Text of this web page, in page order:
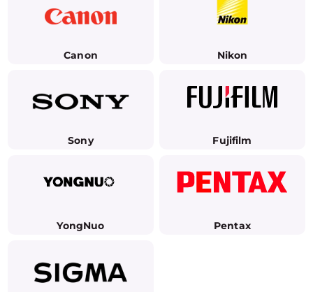
Canon Nikon
Sony Fujifilm
YongNuo Pentax